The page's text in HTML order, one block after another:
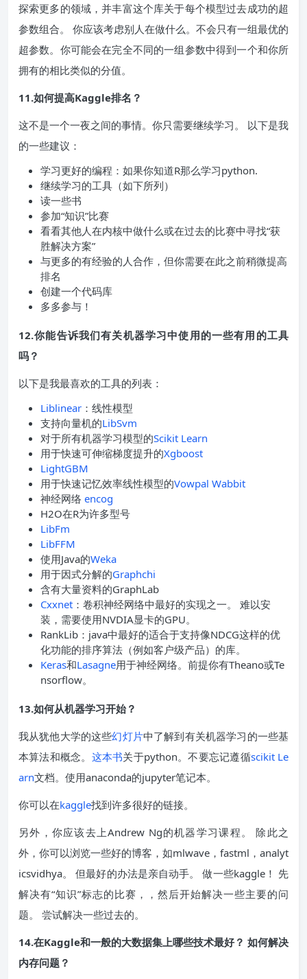
探索更多的领域，并丰富这个库关于每个模型过去成功的超
参数组合。 你应该考虑别人在做什么。不会只有一组最优的
超参数。你可能会在完全不同的一组参数中得到一个和你所
拥有的相比类似的分值。
11.如何提高Kaggle排名？
这不是一个一夜之间的事情。你只需要继续学习。 以下是我
的一些建议：
学习更好的编程：如果你知道R那么学习python.
继续学习的工具（如下所列）
读一些书
参加“知识”比赛
看看其他人在内核中做什么或在过去的比赛中寻找“获
胜解决方案”
与更多的有经验的人合作，但你需要在此之前稍微提高
排名
创建一个代码库
多多参与！
12.你能告诉我们有关机器学习中使用的一些有用的工具
吗？
以下是我最喜欢的工具的列表：
Liblinear ：线性模型
支持向量机的LibSvm
对于所有机器学习模型的Scikit Learn
用于快速可伸缩梯度提升的Xgboost
LightGBM
用于快速记忆效率线性模型的Vowpal Wabbit
神经网络 encog
H2O在R为许多型号
LibFm
LibFFM
使用Java的Weka
用于因式分解的Graphchi
含有大量资料的GraphLab
Cxxnet ：卷积神经网络中最好的实现之一。 难以安
装，需要使用NVDIA显卡的GPU。
RankLib：java中最好的适合于支持像NDCG这样的优
化功能的排序算法（例如客户级产品）的库。
Keras和Lasagne用于神经网络。前提你有Theano或Te
nsorflow。
13.如何从机器学习开始？
我从犹他大学的这些幻灯片中了解到有关机器学习的一些基
本算法和概念。 这本书关于python。不要忘记遵循scikit Le
arn文档。使用anaconda的jupyter笔记本。
你可以在kaggle找到许多很好的链接。
另外，你应该去上Andrew Ng的机器学习课程。 除此之
外，你可以浏览一些好的博客，如mlwave，fastml，analyt
icsvidhya。 但最好的办法是亲自动手。 做一些kaggle！ 先
解决有“知识”标志的比赛，，然后开始解决一些主要的问
题。 尝试解决一些过去的。
14.在Kaggle和一般的大数据集上哪些技术最好？ 如何解决
内存问题？